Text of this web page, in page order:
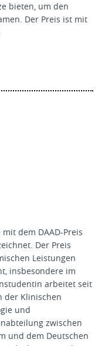
bieten, um den
Der Preis ist mit
dem DAAD-Preis
Der Preis
Leistungen
insbesondere im
arbeitet seit
der Klinischen
und
zwischen
und dem Deutschen